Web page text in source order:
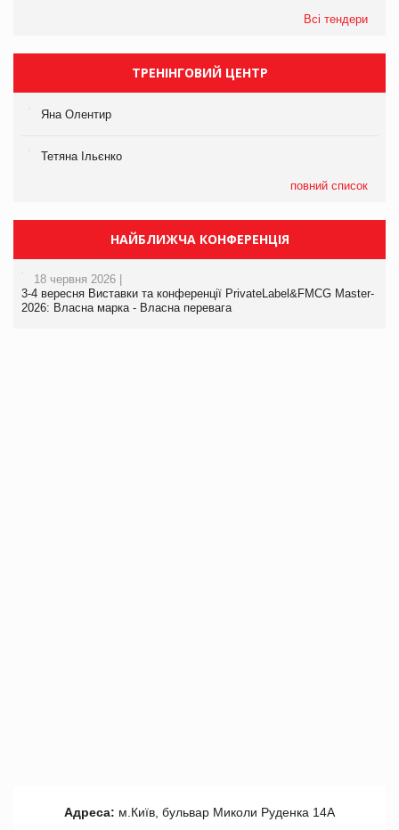
Всі тендери
ТРЕНІНГОВИЙ ЦЕНТР
Яна Олентир
Тетяна Ільєнко
повний список
НАЙБЛИЖЧА КОНФЕРЕНЦІЯ
18 червня 2026 |
3-4 вересня Виставки та конференції PrivateLabel&FMCG Master-
2026: Власна марка - Власна перевага
Адреса: м.Київ, бульвар Миколи Руденка 14А